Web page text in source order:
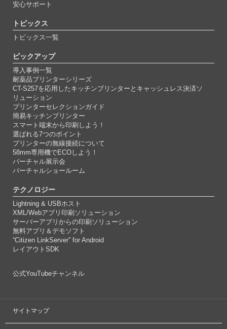
安心サポート
トピックス
トピックス一覧
ピックアップ
導入事例一覧
耐薬品プリンターシリーズ
CT-S257を応用したキッチンプリンターとキャッシュレス決済ソ
リューション
プリンターセレクションガイド
簡易キッチンプリンター
スマート端末から印刷しよう！
選ばれる7つのポイント
プリンターの無線接続について
58mm専用機でECOしよう！
バーチャル展示会
バーチャルショールーム
テクノロジー
Lightning & USBホスト
XML/Webアプリ印刷ソリューション
サーバーアプリからの印刷ソリューション
無料アプリ＆デモソフト
“Citizen LinkServer” for Android
レイアウトSDK
公式YouTubeチャンネル
サイトマップ